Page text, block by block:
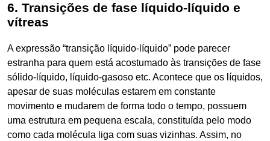
6. Transições de fase líquido-líquido e
vítreas
A expressão “transição líquido-líquido” pode parecer
estranha para quem está acostumado às transições de fase
sólido-líquido, líquido-gasoso etc. Acontece que os líquidos,
apesar de suas moléculas estarem em constante
movimento e mudarem de forma todo o tempo, possuem
uma estrutura em pequena escala, constituída pelo modo
como cada molécula liga com suas vizinhas. Assim, no